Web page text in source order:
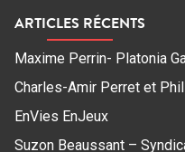
ARTICLES RÉCENTS
Maxime Perrin- Platonia
Charles-Amir Perret et
EnVies EnJeux
Suzon Beaussant –